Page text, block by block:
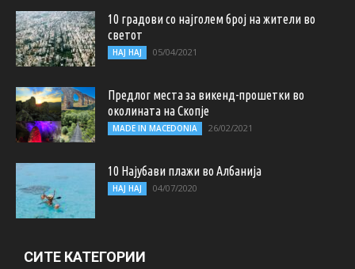
10 градови со најголем број на жители во
светот
НАЈ НАЈ 05/04/2021
Предлог места за викенд-прошетки во
околината на Скопје
MADE IN MACEDONIA 26/02/2021
10 Најубави плажи во Албанија
НАЈ НАЈ 04/07/2020
СИТЕ КАТЕГОРИИ